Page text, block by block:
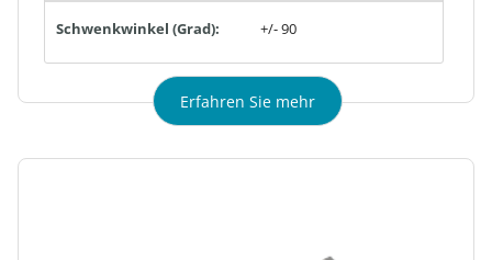
Schwenkwinkel (Grad): +/- 90
Erfahren Sie mehr